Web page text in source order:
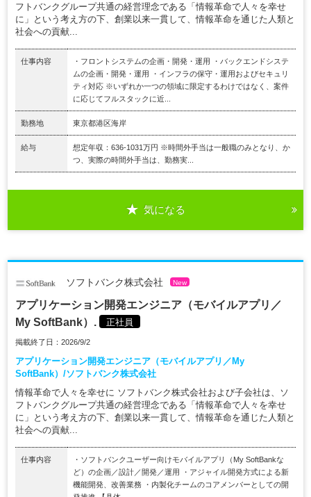
フトバンクグループ共通の経営理念である「情報革命で人々を幸せ
に」という考え方の下、創業以来一貫して、情報革命を通じた人類と
社会への貢献...
仕事内容
・フロントシステムの企画・開発・運用 ・バックエンドシステ
ムの企画・開発・運用 ・インフラの保守・運用およびセキュリ
ティ対応 ※いずれか一つの領域に限定するわけではなく、案件
に応じてフルスタックに近...
勤務地 東京都港区海岸
給与
想定年収：636-1031万円 ※時間外手当は一般職のみとなり、か
つ、実際の時間外手当は、勤務実...
気になる
ソフトバンク株式会社 New
アプリケーション開発エンジニア（モバイルアプリ／
My SoftBank）.
正社員
掲載終了日：2026/9/2
アプリケーション開発エンジニア（モバイルアプリ／My
SoftBank）/ソフトバンク株式会社
情報革命で人々を幸せに ソフトバンク株式会社および子会社は、ソ
フトバンクグループ共通の経営理念である「情報革命で人々を幸せ
に」という考え方の下、創業以来一貫して、情報革命を通じた人類と
社会への貢献...
仕事内容
・ソフトバンクユーザー向けモバイルアプリ（My SoftBankな
ど）の企画／設計／開発／運用 ・アジャイル開発方式による新
機能開発、改善業務 ・内製化チームのコアメンバーとしての開